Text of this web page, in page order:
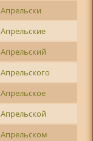
Апрельски
Апрельские
Апрельский
Апрельского
Апрельское
Апрельской
Апрельском